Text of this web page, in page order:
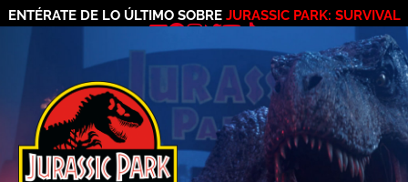
ENTÉRATE DE LO ÚLTIMO SOBRE JURASSIC PARK: SURVIVAL